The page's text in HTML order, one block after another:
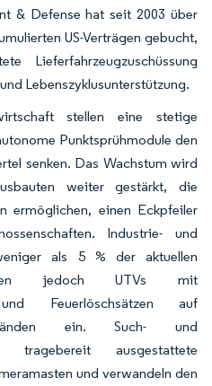
& Defense hat seit 2003 über
US-Verträgen gebucht,
Lieferfahrzeugzuschüssung
Lebenszyklusunterstützung.
stellen eine stetige
Punktsprühmodule den
senken. Das Wachstum wird
weiter gestärkt, die
ermöglichen, einen Eckpfeiler
Industrie- und
als 5 % der aktuellen
jedoch UTVs mit
und Feuerlöschsätzen auf
ein. Such- und
tragebereit ausgestattete
und verwandeln den